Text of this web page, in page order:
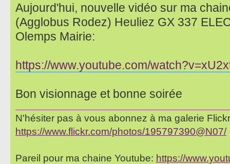
Aujourd'hui, nouvelle vidéo sur ma
(Agglobus Rodez) Heuliez GX 337
Olemps Mairie:
https://www.youtube.com/
Bon visionnage et bonne soirée
N'hésiter pas à vous abonnez à ma galerie
https://www.flickr.com/photos/195797390@N07/
Pareil pour ma chaine Youtube: https://